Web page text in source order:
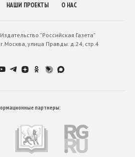
НАШИ ПРОЕКТЫ О НАС
”Российская Газета”
улица Правды. д.24, стр.4
партнеры: